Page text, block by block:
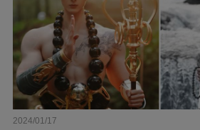
2024/01/17